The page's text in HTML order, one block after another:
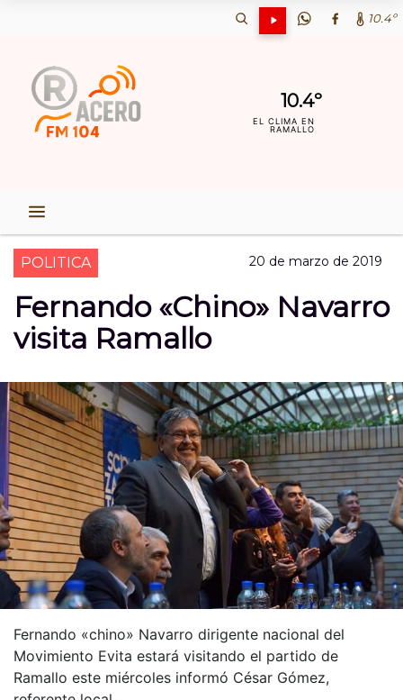
10.4º
10.4º
EL CLIMA EN
RAMALLO
POLITICA 20 de marzo de 2019
Fernando «Chino» Navarro
visita Ramallo
Fernando «chino» Navarro dirigente nacional del
Movimiento Evita estará visitando el partido de
Ramallo este miércoles informó César Gómez,